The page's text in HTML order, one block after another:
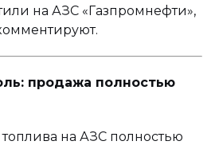
на АЗС «Газпромнефти»,
продажа полностью
на АЗС полностью